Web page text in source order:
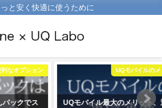
と安く快適に使うために
ション
ス
UQモバイルのメリット
UQモバイル最大のメリット、通信